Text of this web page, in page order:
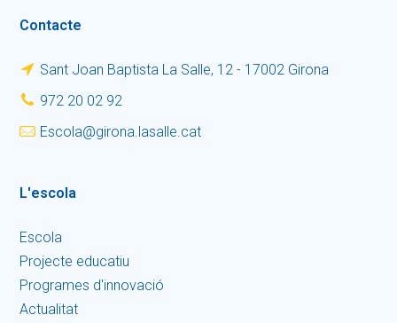
Contacte
Sant Joan Baptista La Salle, 12 - 17002 Girona
972 20 02 92
escola@girona.lasalle.cat
L'escola
Escola
Projecte educatiu
Programes d'innovació
Actualitat